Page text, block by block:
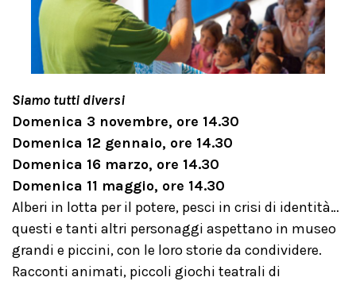
Siamo tutti diversi
Domenica 3 novembre, ore 14.30
Domenica 12 gennaio, ore 14.30
Domenica 16 marzo, ore 14.30
Domenica 11 maggio, ore 14.30
Alberi in lotta per il potere, pesci in crisi di identità…
questi e tanti altri personaggi aspettano in museo
grandi e piccini, con le loro storie da condividere.
Racconti animati, piccoli giochi teatrali di